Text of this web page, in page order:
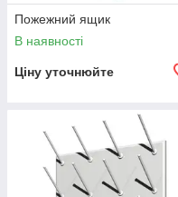
Пожежний ящик
В наявності
Ціну уточнюйте